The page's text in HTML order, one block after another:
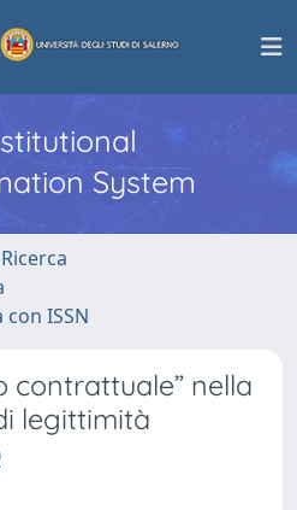
System
ISSN
contrattuale” nella
legittimità